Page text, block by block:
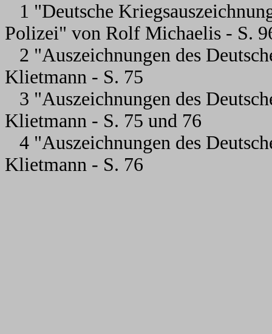
1 "Deutsche
Polizei" von Rolf Michaelis - S.
2 "Auszeichnungen des
Klietmann - S. 75
3 "Auszeichnungen des
Klietmann - S. 75 und 76
4 "Auszeichnungen des
Klietmann - S. 76